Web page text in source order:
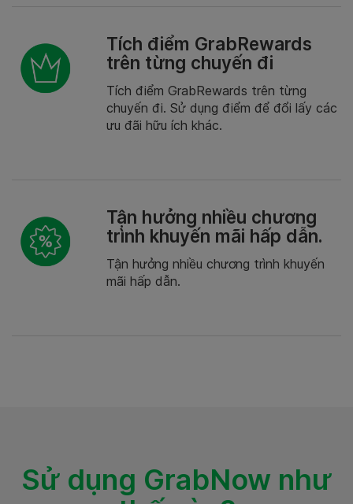
Tích điểm GrabRewards
trên từng chuyến đi
Tích điểm GrabRewards trên từng
chuyến đi. Sử dụng điểm để đổi lấy các
ưu đãi hữu ích khác.
Tận hưởng nhiều chương
trình khuyến mãi hấp dẫn.
Tận hưởng nhiều chương trình khuyến
mãi hấp dẫn.
Sử dụng GrabNow như